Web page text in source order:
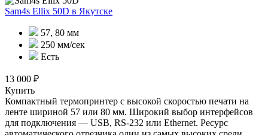
Sam4s Ellix 50D в Якутске
57, 80 мм
250 мм/сек
Есть
13 000 ₽
Купить
Компактный термопринтер с высокой скоростью печати на
ленте шириной 57 или 80 мм. Широкий выбор интерфейсов
для подключения — USB, RS-232 или Ethernet. Ресурс